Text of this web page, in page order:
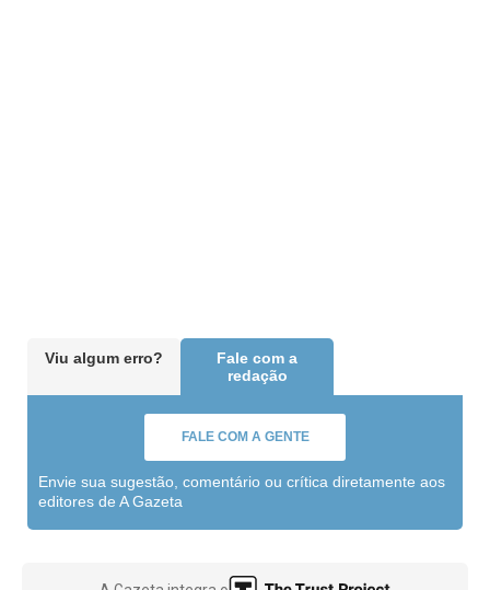
Viu algum erro?
Fale com a
redação
FALE COM A GENTE
Envie sua sugestão, comentário ou crítica diretamente aos
editores de A Gazeta